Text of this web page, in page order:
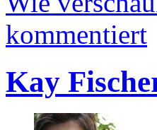
kommentiert
Kay